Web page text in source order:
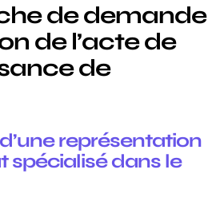
de demande
de l’acte de
de
représentation
spécialisé dans le